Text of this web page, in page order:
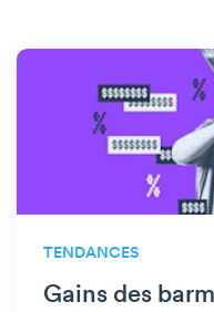
TENDANCES
Gains des